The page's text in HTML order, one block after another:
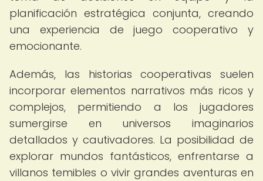
planificación estratégica conjunta, creando
una experiencia de juego cooperativo y
emocionante.
Además, las historias cooperativas suelen
incorporar elementos narrativos más ricos y
complejos, permitiendo a los jugadores
sumergirse en universos imaginarios
detallados y cautivadores. La posibilidad de
explorar mundos fantásticos, enfrentarse a
villanos temibles o vivir grandes aventuras en